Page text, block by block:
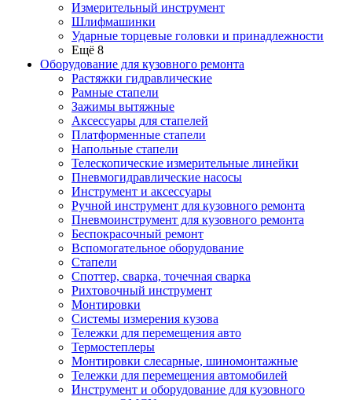
Измерительный инструмент
Шлифмашинки
Ударные торцевые головки и принадлежности
Ещё 8
Оборудование для кузовного ремонта
Растяжки гидравлические
Рамные стапели
Зажимы вытяжные
Аксессуары для стапелей
Платформенные стапели
Напольные стапели
Телескопические измерительные линейки
Пневмогидравлические насосы
Инструмент и аксессуары
Ручной инструмент для кузовного ремонта
Пневмоинструмент для кузовного ремонта
Беспокрасочный ремонт
Вспомогательное оборудование
Стапели
Споттер, сварка, точечная сварка
Рихтовочный инструмент
Монтировки
Системы измерения кузова
Тележки для перемещения авто
Термостеплеры
Монтировки слесарные, шиномонтажные
Тележки для перемещения автомобилей
Инструмент и оборудование для кузовного